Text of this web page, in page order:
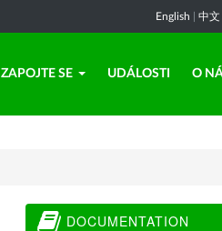
English 中文
ZAPOJTE SE UDÁLOSTI O
DOCUMENTATION